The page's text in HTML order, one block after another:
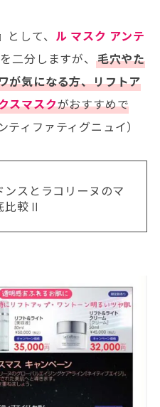
として、 ル マスク アンテ
二分しますが、 毛穴やた
が気になる方、リフトア
スマスクがおすすめで
ィファティグニュイ）
ンスとラコリーヌのマ
比較Ⅱ